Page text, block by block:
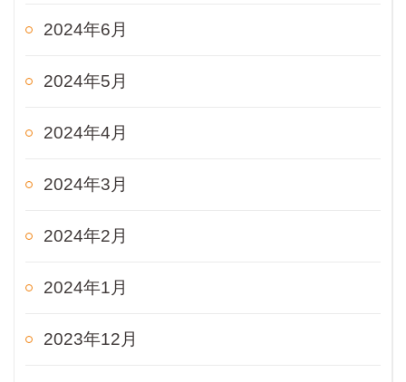
2024年6月
2024年5月
2024年4月
2024年3月
2024年2月
2024年1月
2023年12月